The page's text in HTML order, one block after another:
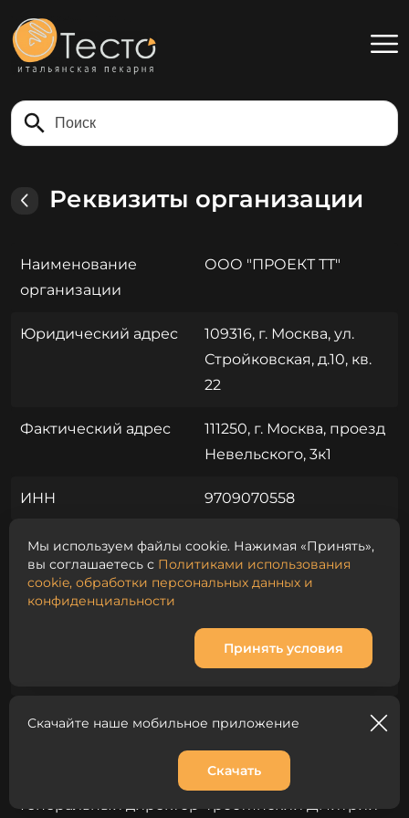
Реквизиты организации
Наименование
организации
ООО "ПРОЕКТ ТТ"
Юридический адрес
109316, г. Москва, ул.
Стройковская, д.10, кв.
22
Фактический адрес
111250, г. Москва, проезд
Невельского, 3к1
ИНН 9709070558
КПП 770901001
ОГРН 1217700150436
40702810238000269474
ПАО СБЕРБАНК
К/С 30101810400000000225
Генеральный директор Тростянский Дмитрий
Мы используем файлы cookie. Нажимая «Принять»,
вы соглашаетесь с Политиками использования
cookie, обработки персональных данных и
конфиденциальности
Принять условия
Скачайте наше мобильное приложение
Скачать